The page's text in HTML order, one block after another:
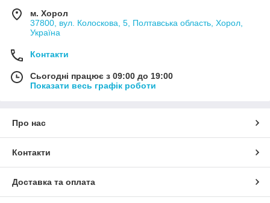
м. Хорол
37800, вул. Колоскова, 5, Полтавська область, Хорол,
Україна
Контакти
Сьогодні працює з 09:00 до 19:00
Показати весь графік роботи
Про нас
Контакти
Доставка та оплата